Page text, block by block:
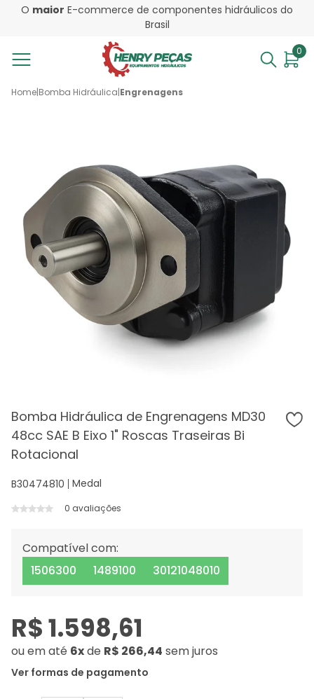
O maior E-commerce de componentes hidráulicos do
Brasil
0
Home|Bomba Hidráulica|Engrenagens
Bomba Hidráulica de Engrenagens MD30
48cc SAE B Eixo 1" Roscas Traseiras Bi
Rotacional
B30474810 Medal
0 avaliações
R$ 1.598,61
ouem até 6xde R$ 266,44 sem juros
Ver formas de pagamento
Compatível com:
1506300
1489100 30121048010